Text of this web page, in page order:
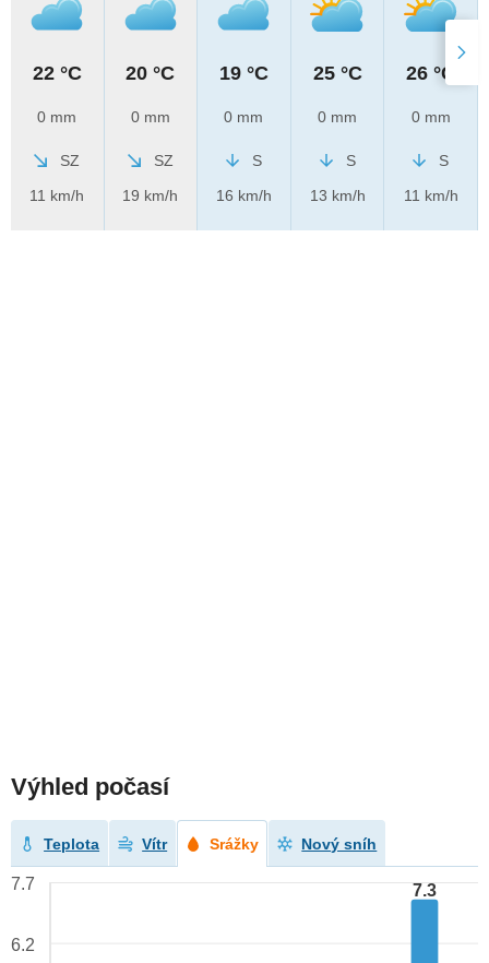
22 °C
0 mm
SZ
11 km/h
20 °C
0 mm
SZ
19 km/h
19 °C
0 mm
S
16 km/h
25 °C
0 mm
S
13 km/h
26 °C
0 mm
S
11 km/h
Výhled počasí
Teplota Vítr Srážky Nový sníh
7.3
7.7
6.2